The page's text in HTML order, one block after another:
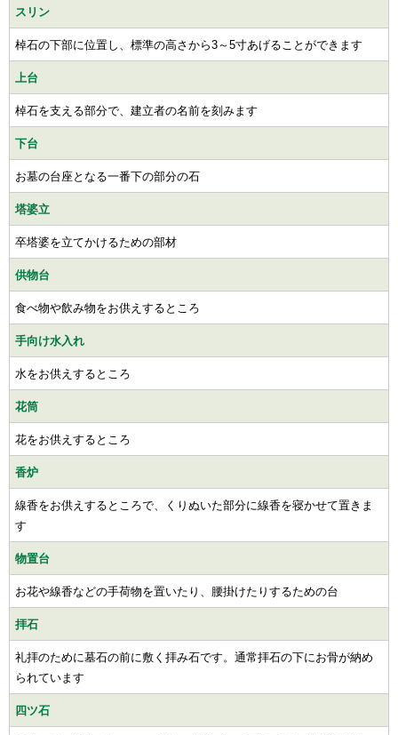
スリン
棹石の下部に位置し、標準の高さから3～5寸あげることができます
上台
棹石を支える部分で、建立者の名前を刻みます
下台
お墓の台座となる一番下の部分の石
塔婆立
卒塔婆を立てかけるための部材
供物台
食べ物や飲み物をお供えするところ
手向け水入れ
水をお供えするところ
花筒
花をお供えするところ
香炉
線香をお供えするところで、くりぬいた部分に線香を寝かせて置きま
す
物置台
お花や線香などの手荷物を置いたり、腰掛けたりするための台
拝石
礼拝のために墓石の前に敷く拝み石です。通常拝石の下にお骨が納め
られています
四ツ石